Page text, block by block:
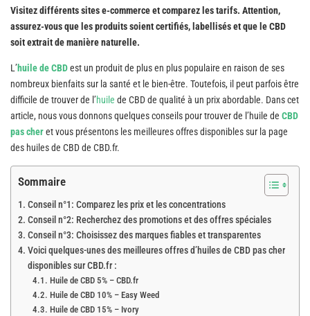
Visitez différents sites e-commerce et comparez les tarifs. Attention,
assurez-vous que les produits soient certifiés, labellisés et que le CBD
soit extrait de manière naturelle.
L’huile de CBDest un produit de plus en plus populaire en raison de ses
nombreux bienfaits sur la santé et le bien-être. Toutefois, il peut parfois être
difficile de trouver de l’huile de CBD de qualité à un prix abordable. Dans cet
article, nous vous donnons quelques conseils pour trouver de l’huile de CBD
pas cheret vous présentons les meilleures offres disponibles sur la page
des huiles de CBD de CBD.fr.
Sommaire
Conseil n°1: Comparez les prix et les concentrations
Conseil n°2: Recherchez des promotions et des offres spéciales
Conseil n°3: Choisissez des marques fiables et transparentes
Voici quelques-unes des meilleures offres d’huiles de CBD pas cher
disponibles sur CBD.fr :
Huile de CBD 5% – CBD.fr
Huile de CBD 10% – Easy Weed
Huile de CBD 15% – Ivory